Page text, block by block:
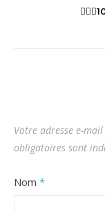
Votre adresse e-
obligatoires sont
Nom *